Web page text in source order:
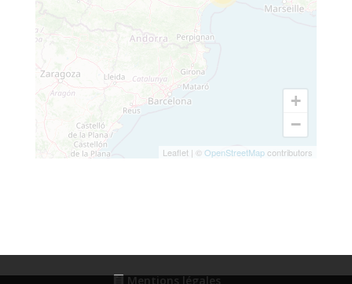
+
−
Leaflet | ©OpenStreetMapcontributors
Mentions légales